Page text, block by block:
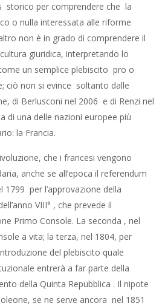
storico per comprendere che la
o nulla interessata alle riforme
non è in grado di comprendere il
giuridica, interpretando lo
un semplice plebiscito pro o
ciò non si evince soltanto dalle
di Berlusconi nel 2006 e di Renzi nel
di una delle nazioni europee più
la Francia.
che i francesi vengono
anche se all’epoca il referendum
1799 per l’approvazione della
VIII° , che prevede il
Primo Console. La seconda , nel
a vita; la terza, nel 1804, per
del plebiscito quale
entrerà a far parte della
della Quinta Repubblica . Il nipote
se ne serve ancora nel 1851